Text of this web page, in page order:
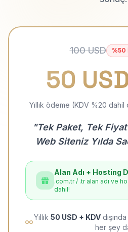
100 USD %50
50 USD
Yıllık ödeme (KDV %20 dahil
"Tek Paket, Tek
Web Siteniz Yılda
Alan Adı + Hosting
.com.tr / .tr alan adı ve
dahil!
Yıllık 50 USD + KDV
her şey